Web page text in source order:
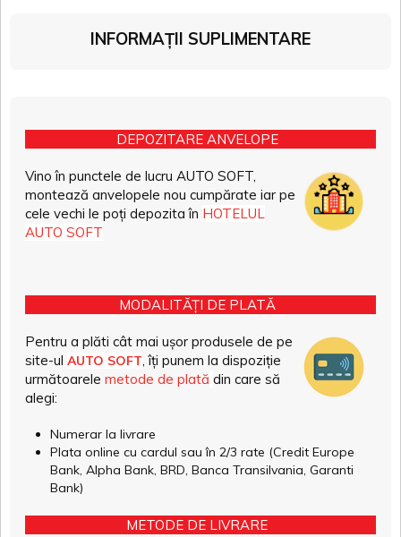
INFORMAȚII SUPLIMENTARE
DEPOZITARE ANVELOPE
Vino în punctele de lucru AUTO SOFT,
montează anvelopele nou cumpărate iar pe
cele vechi le poți depozita în HOTELUL
AUTO SOFT
MODALITĂȚI DE PLATĂ
Pentru a plăti cât mai ușor produsele de pe
site-ul AUTO SOFT, îți punem la dispoziție
următoarele metode de plată din care să
alegi:
Numerar la livrare
Plata online cu cardul sau în 2/3 rate (Credit Europe
Bank, Alpha Bank, BRD, Banca Transilvania, Garanti
Bank)
METODE DE LIVRARE